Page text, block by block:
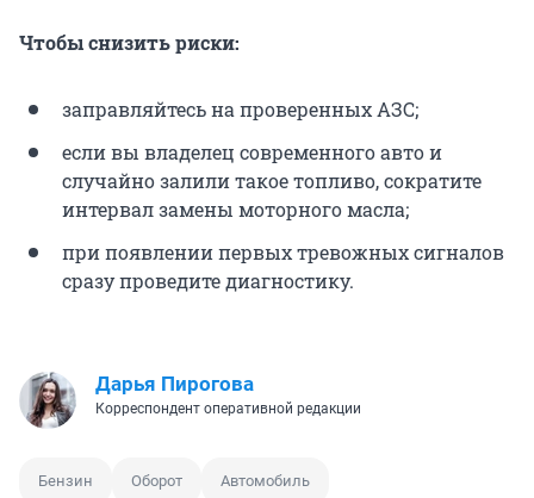
Чтобы снизить риски:
заправляйтесь на проверенных АЗС;
если вы владелец современного авто и
случайно залили такое топливо, сократите
интервал замены моторного масла;
при появлении первых тревожных сигналов
сразу проведите диагностику.
Дарья Пирогова
Корреспондент оперативной редакции
Бензин Оборот Автомобиль